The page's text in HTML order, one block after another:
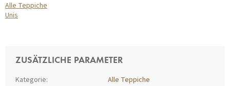
Alle Teppiche
Unis
ZUSÄTZLICHE PARAMETER
Kategorie:
Alle Teppiche